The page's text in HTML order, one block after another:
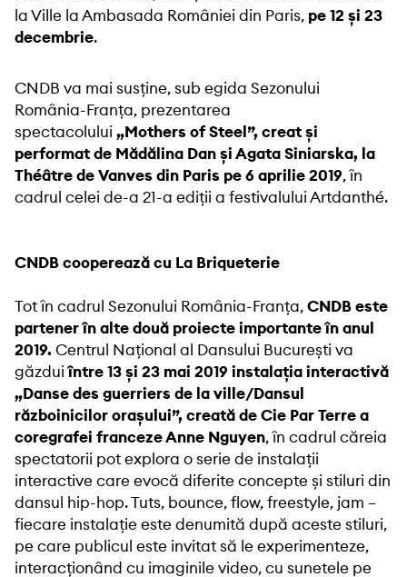
la Ville la Ambasada României din Paris, pe 12 și 23
decembrie.
CNDB va mai susține, sub egida Sezonului
România-Franța, prezentarea
spectacolului „Mothers of Steel”, creat și
performat de Mădălina Dan și Agata Siniarska, la
Théâtre de Vanves din Paris pe 6 aprilie 2019, în
cadrul celei de-a 21-a ediții a festivalului Artdanthé.
CNDB cooperează cu La Briqueterie
Tot în cadrul Sezonului România-Franța,CNDB este
partener în alte două proiecte importante în anul
2019.Centrul Național al Dansului București va
găzduiîntre 13 și 23 mai 2019 instalația interactivă
„Danse des guerriers de la ville/Dansul
războinicilor orașului”, creată de Cie Par Terre a
coregrafei franceze Anne Nguyen, în cadrul căreia
spectatorii pot explora o serie de instalații
interactive care evocă diferite concepte și stiluri din
dansul hip-hop. Tuts, bounce, flow, freestyle, jam –
fiecare instalație este denumită după aceste stiluri,
pe care publicul este invitat să le experimenteze,
interacționând cu imaginile video, cu sunetele pe